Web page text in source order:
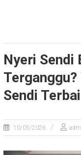
Nyeri Sendi
Sendi
10/05/2026